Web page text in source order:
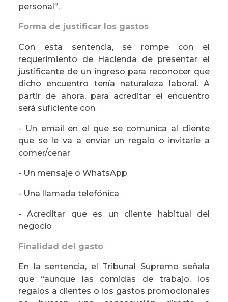
personal”.
Forma de justificar los gastos
Con esta sentencia, se rompe con el
requerimiento de Hacienda de presentar el
justificante de un ingreso para reconocer que
dicho encuentro tenía naturaleza laboral. A
partir de ahora, para acreditar el encuentro
será suficiente con
- Un email en el que se comunica al cliente
que se le va a enviar un regalo o invitarle a
comer/cenar
- Un mensaje o WhatsApp
- Una llamada telefónica
- Acreditar que es un cliente habitual del
negocio
Finalidad del gasto
En la sentencia, el Tribunal Supremo señala
que “aunque las comidas de trabajo, los
regalos a clientes o los gastos promocionales